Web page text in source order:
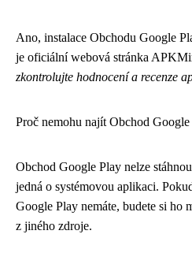
Ano, instalace Obchodu Google
je oficiální webová stránka
zkontrolujte hodnocení a recenze
Proč nemohu najít Obchod
Obchod Google Play nelze
jedná o systémovou aplikaci.
Google Play nemáte, budete si ho
z jiného zdroje.